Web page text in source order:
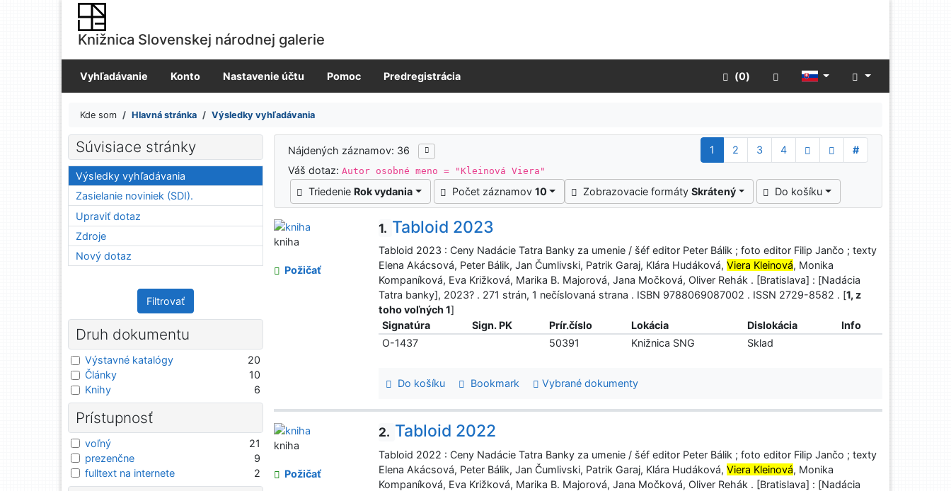
Prejsť na obsah
Prejsť na menu
Prehlásenie o webovej prístupnosti
Knižnica Slovenskej národnej galerie
Vyhľadávanie Konto Nastavenie účtu Pomoc Predregistrácia (0) Rozšírené vyhľadávanie
Kde som Hlavná stránka Výsledky vyhľadávania
Výsledky vyhľadávaniaNájdených záznamov: 36 1 2 3 4
#
Váš dotaz:Autor osobné meno = "Kleinová Viera"
Triedenie Rok vydania Počet záznamov 10 Zobrazovacie formáty Skrátený Do košíku
1. Tabloid 2023
Tabloid 2023 : Ceny Nadácie Tatra Banky za umenie / šéf editor Peter Bálik ; foto editor Filip Jančo ; texty
Elena Akácsová, Peter Bálik, Jan Čumlivski, Patrik Garaj, Klára Hudáková,Viera Kleinová, Monika
Kompaníková, Eva Križková, Marika B. Majorová, Jana Močková, Oliver Rehák . [Bratislava] : [Nadácia
Tatra banky], 2023? . 271 strán, 1 nečíslovaná strana . ISBN 9788069087002 . ISSN 2729-8582 . [1, z
toho voľných 1]
Signatúra
Sign. PK Prír.číslo Lokácia Dislokácia
Info
O-1437
50391 Knižnica SNG Sklad
Do košíku Bookmark Vybrané dokumenty
kniha
Požičať
2. Tabloid 2022
Tabloid 2022 : Ceny Nadácie Tatra Banky za umenie / šéf editor Peter Bálik ; foto editor Filip Jančo ; texty
Elena Akácsová, Peter Bálik, Jan Čumlivski, Patrik Garaj, Klára Hudáková,Viera Kleinová, Monika
Kompaníková, Eva Križková, Marika B. Majorová, Jana Močková, Oliver Rehák . [Bratislava] : [Nadácia
kniha
Požičať
Súvisiace stránky
Výsledky vyhľadávania
Zasielanie noviniek (SDI).
Upraviť dotaz
Zdroje
Nový dotaz
Filtrovať
Druh dokumentu
Výstavné katalógy
20
Články
10
Knihy
6
Prístupnosť
voľný
21
prezenčne
9
fulltext na internete
2